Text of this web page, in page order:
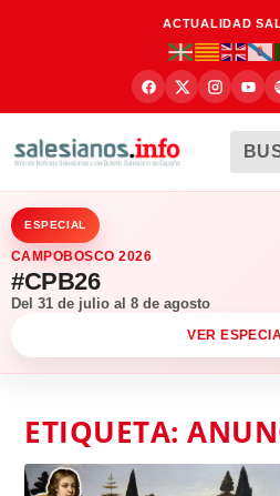
ACTUALIDAD
ESPECIAL
CAMPOBOSCO 2026
#CPB26
Del 31 de julio al 8 de agosto
VER
ETIQUETA: